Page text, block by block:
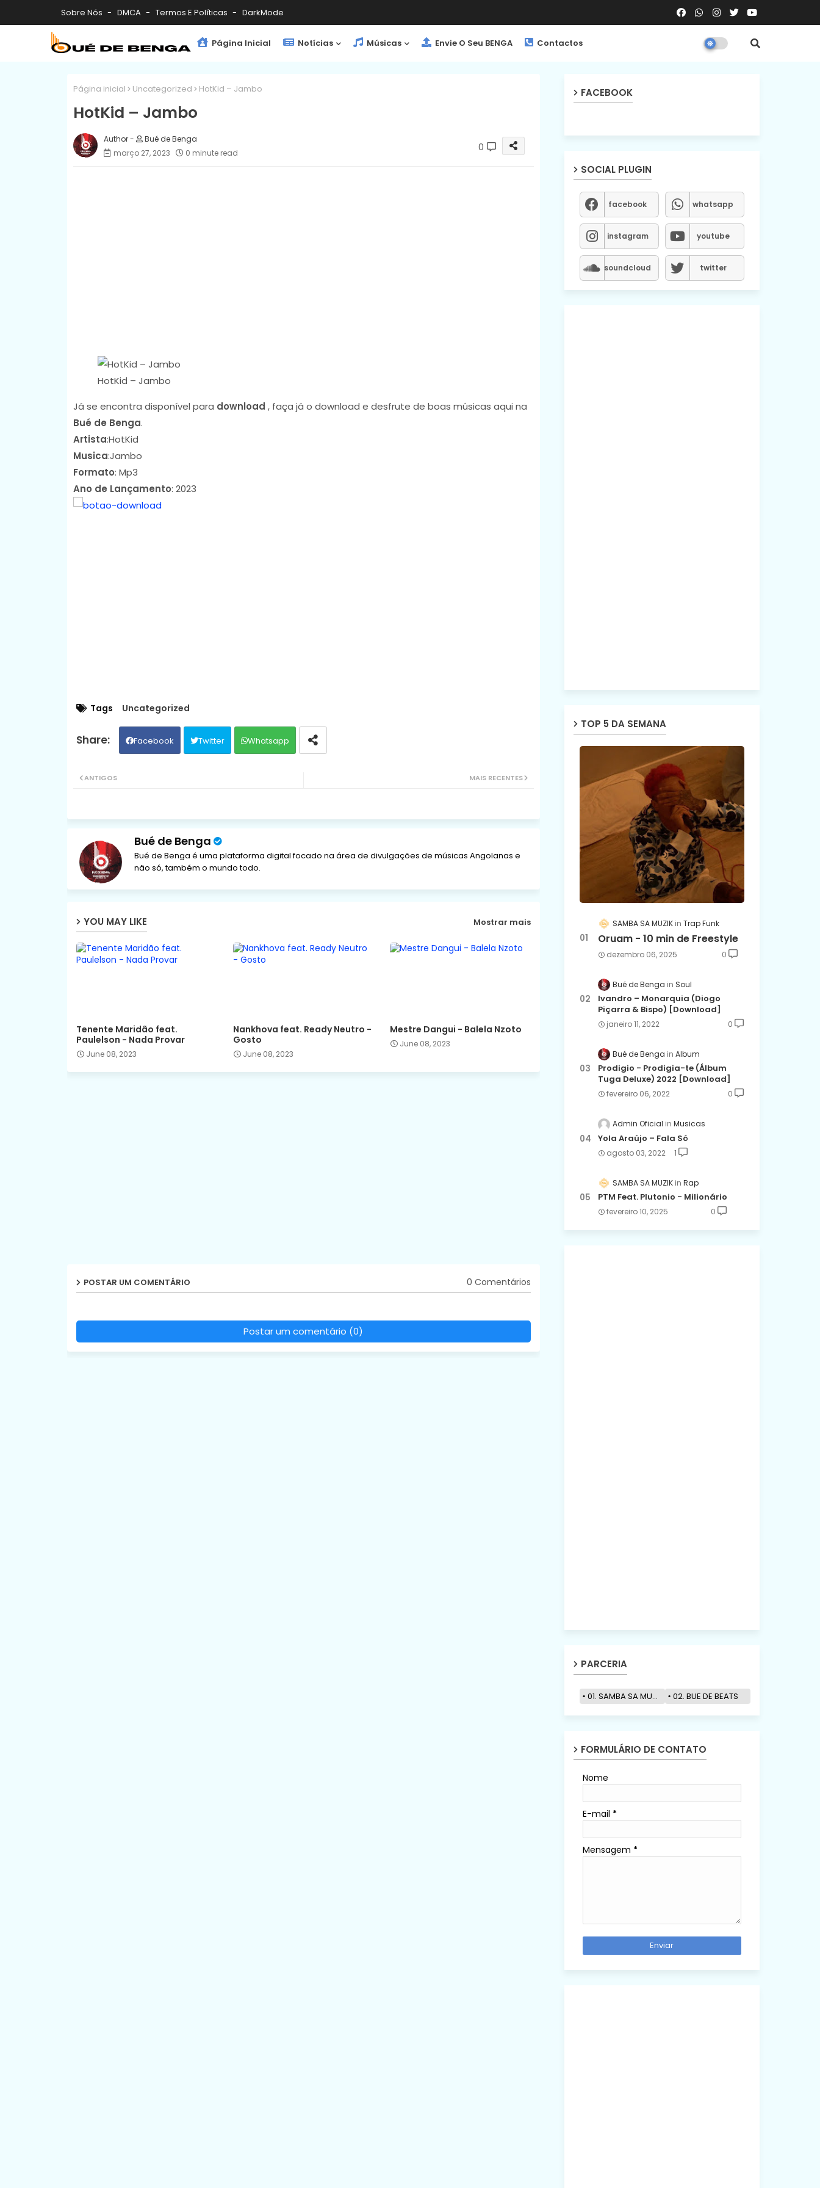
Sobre Nós DMCA Termos E Políticas DarkMode
Página Inicial Notícias Músicas Envie O Seu BENGA Contactos
Página inicial Uncategorized HotKid – Jambo
HotKid – Jambo
Bué de Benga
março 27, 2023
0 minute read 0
HotKid – Jambo
Já se encontra disponível para download , faça já o download e desfrute de boas músicas aqui na
Bué de Benga.
Artista:HotKid
Musica:Jambo
Formato: Mp3
Ano de Lançamento: 2023
Tags Uncategorized
Facebook Twitter Whatsapp
MAIS RECENTES
ANTIGOS
Bué de Benga
Bué de Benga é uma plataforma digital focado na área de divulgações de músicas Angolanas e
não só, também o mundo todo.
YOU MAY LIKE Mostrar mais
Tenente Maridão feat.
Paulelson - Nada Provar
June 08, 2023
Nankhova feat. Ready Neutro -
Gosto
June 08, 2023
Mestre Dangui - Balela Nzoto
June 08, 2023
POSTAR UM COMENTÁRIO 0 Comentários
Postar um comentário (0)
FACEBOOK
SOCIAL PLUGIN
facebook whatsapp
instagram youtube
soundcloud twitter
TOP 5 DA SEMANA
SAMBA SA MUZIK Trap Funk
Oruam - 10 min de Freestyle
dezembro 06, 2025 0
Bué de Benga Soul
Ivandro – Monarquia (Diogo
Piçarra & Bispo) [Download]
janeiro 11, 2022 0
Bué de Benga Album
Prodigio - Prodigia-te (Álbum
Tuga Deluxe) 2022 [Download]
fevereiro 06, 2022 0
Admin Oficial Musicas
Yola Araújo – Fala Só
agosto 03, 2022 1
SAMBA SA MUZIK Rap
PTM Feat. Plutonio - Milionário
fevereiro 10, 2025 0
PARCERIA
01. SAMBA SA MUZIK 02. BUE DE BEATS
FORMULÁRIO DE CONTATO
Nome
E-mail *
Mensagem *